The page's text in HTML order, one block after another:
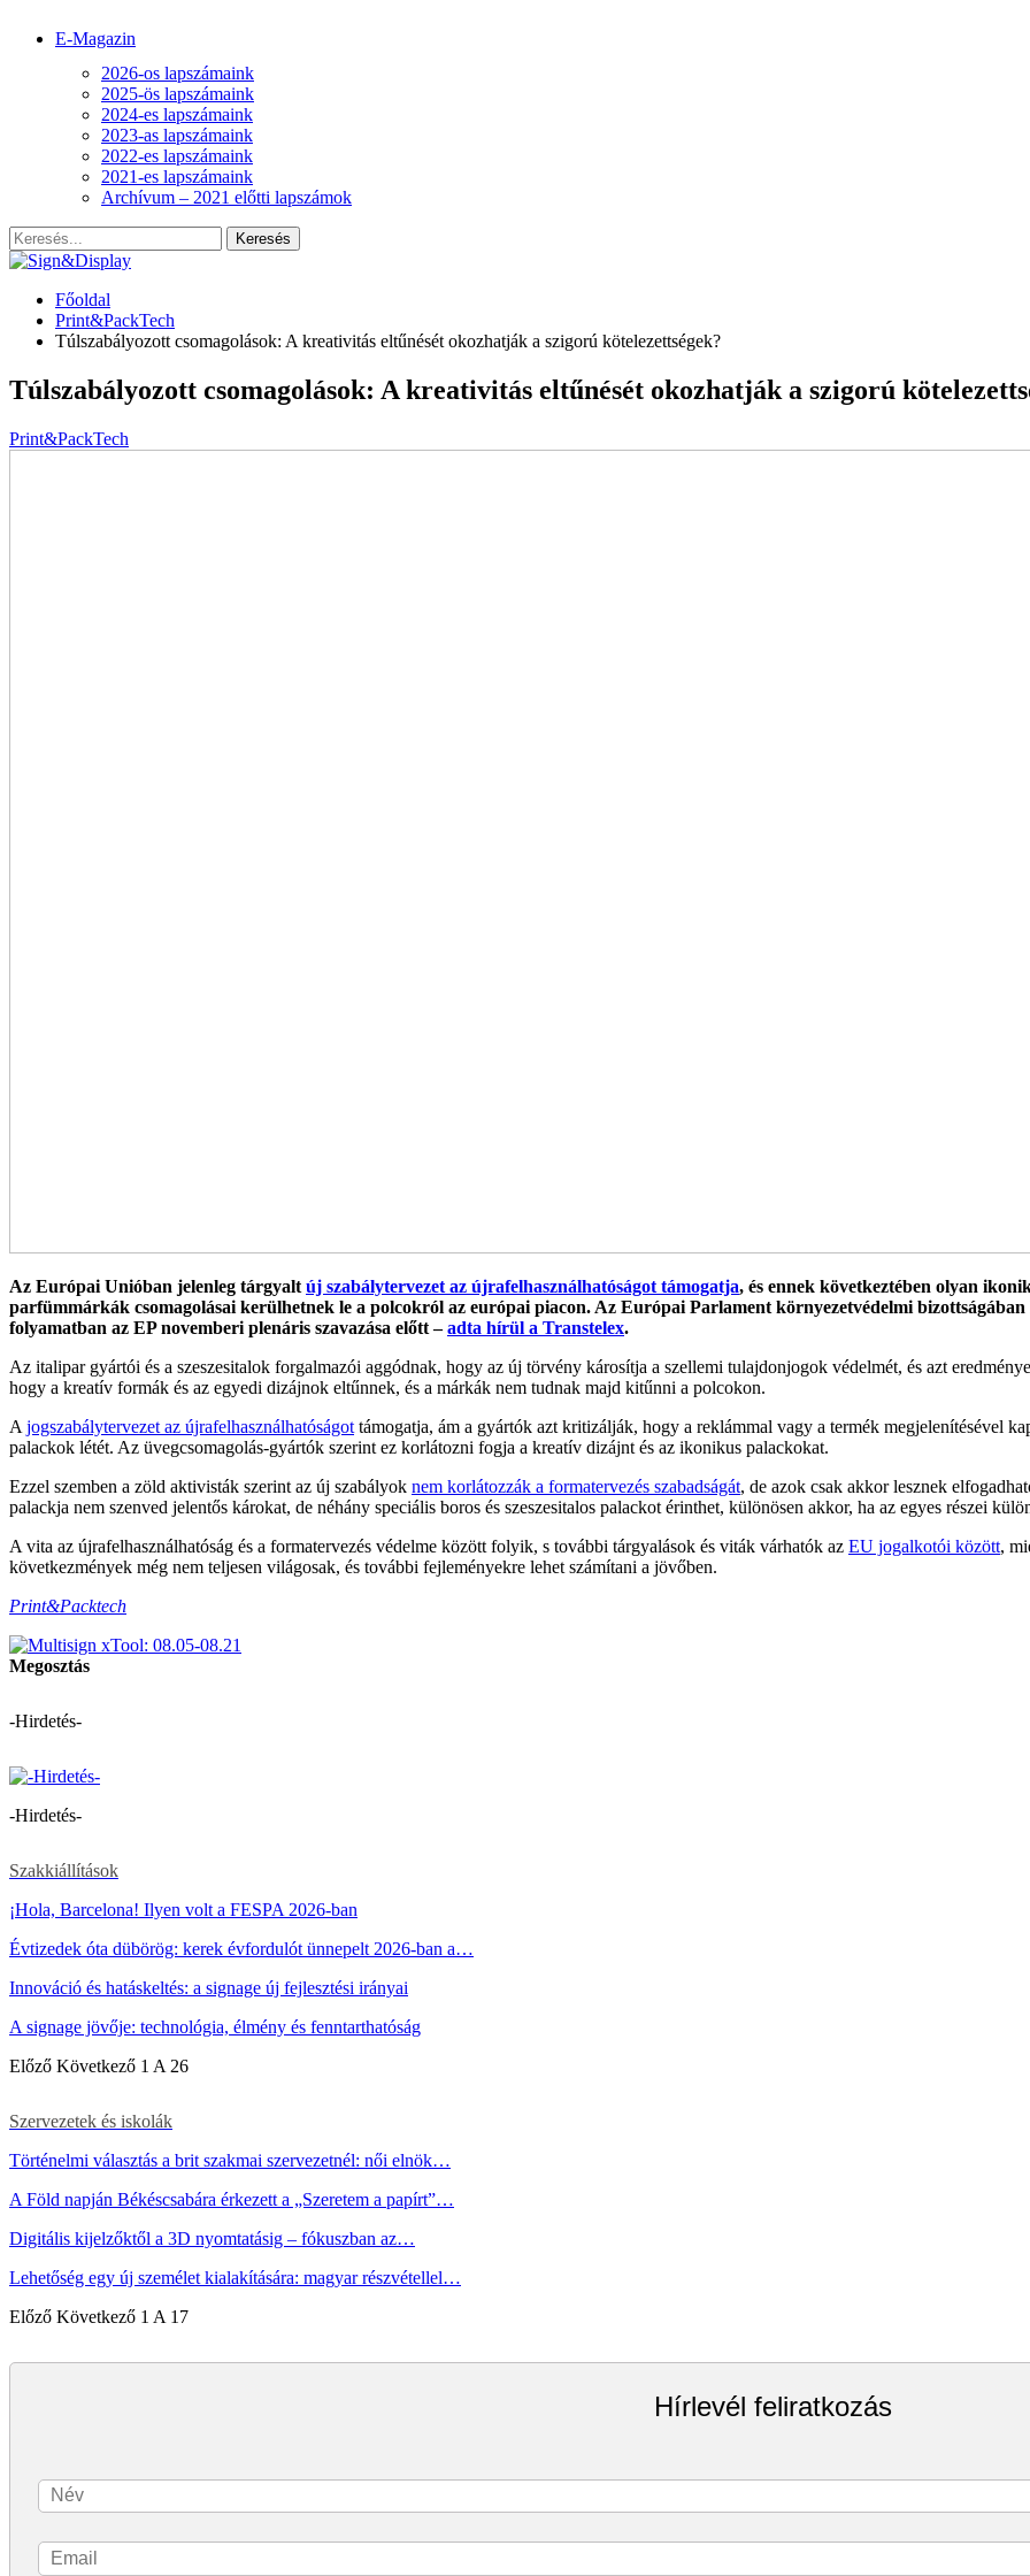
E-Magazin
2026-os lapszámaink
2025-ös lapszámaink
2024-es lapszámaink
2023-as lapszámaink
2022-es lapszámaink
2021-es lapszámaink
Archívum – 2021 előtti lapszámok
Főoldal
Print&PackTech
Túlszabályozott csomagolások: A kreativitás eltűnését okozhatják a szigorú kötelezettségek?
Túlszabályozott csomagolások: A kreativitás eltűnését okozhatják a szigorú
Print&PackTech
Az Európai Unióban jelenleg tárgyalt új szabálytervezet az újrafelhasználhatóságot támogatja, és ennek következtében olyan
parfümmárkák csomagolásai kerülhetnek le a polcokról az európai piacon. Az Európai Parlament környezetvédelmi bizottságában
folyamatban az EP novemberi plenáris szavazása előtt –adta hírül a Transtelex.
Az italipar gyártói és a szeszesitalok forgalmazói aggódnak, hogy az új törvény károsítja a szellemi tulajdonjogok védelmét, és azt
hogy a kreatív formák és az egyedi dizájnok eltűnnek, és a márkák nem tudnak majd kitűnni a polcokon.
A jogszabálytervezet az újrafelhasználhatóságot támogatja, ám a gyártók azt kritizálják, hogy a reklámmal vagy a termék megjelenítésével
palackok létét. Az üvegcsomagolás-gyártók szerint ez korlátozni fogja a kreatív dizájnt és az ikonikus palackokat.
Ezzel szemben a zöld aktivisták szerint az új szabályok nem korlátozzák a formatervezés szabadságát, de azok csak akkor lesznek
palackja nem szenved jelentős károkat, de néhány speciális boros és szeszesitalos palackot érinthet, különösen akkor, ha az egyes részei
A vita az újrafelhasználhatóság és a formatervezés védelme között folyik, s további tárgyalások és viták várhatók az EU jogalkotói között,
következmények még nem teljesen világosak, és további fejleményekre lehet számítani a jövőben.
Print&Packtech
Megosztás
-Hirdetés-
-Hirdetés-
Szakkiállítások
¡Hola, Barcelona! Ilyen volt a FESPA 2026-ban
Évtizedek óta dübörög: kerek évfordulót ünnepelt 2026-ban a…
Innováció és hatáskeltés: a signage új fejlesztési irányai
A signage jövője: technológia, élmény és fenntarthatóság
Előző Következő 1 A 26
Szervezetek és iskolák
Történelmi választás a brit szakmai szervezetnél: női elnök…
A Föld napján Békéscsabára érkezett a „Szeretem a papírt”…
Digitális kijelzőktől a 3D nyomtatásig – fókuszban az…
Lehetőség egy új személet kialakítására: magyar részvétellel…
Előző Következő 1 A 17
Hírlevél feliratkozás